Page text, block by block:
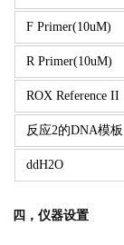
F Primer(10uM)
R Primer(10uM)
ROX Reference II
反应2的DNA模板
ddH2O
四，仪器设置